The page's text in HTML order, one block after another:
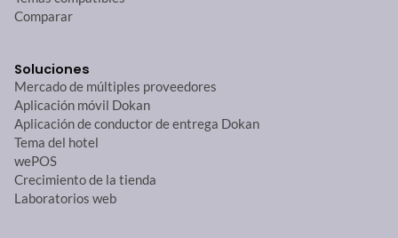
Comparar
Soluciones
Mercado de múltiples proveedores
Aplicación móvil Dokan
Aplicación de conductor de entrega Dokan
Tema del hotel
wePOS
Crecimiento de la tienda
Laboratorios web